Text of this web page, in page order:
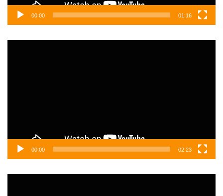
00:00 01:16
00:00 02:23